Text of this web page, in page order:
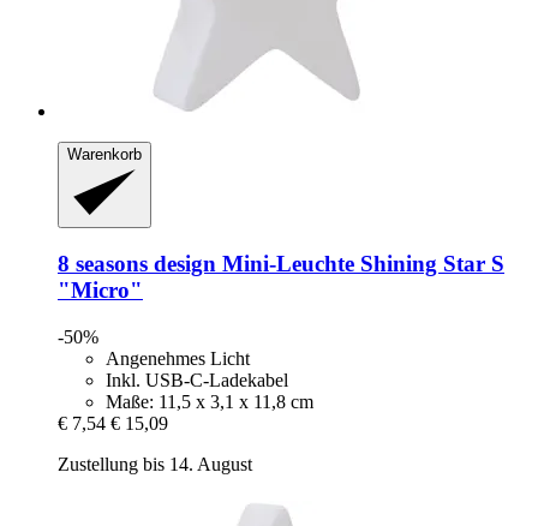
Warenkorb
8 seasons design Mini-​Leuchte Shining Star S
"Micro"
-50%
Angenehmes Licht
Inkl. USB-C-Ladekabel
Maße: 11,5 x 3,1 x 11,8 cm
€ 7,54 € 15,09
Zustellung bis 14. August